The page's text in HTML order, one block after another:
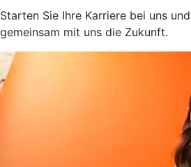
Starten Sie Ihre Karriere bei uns
gemeinsam mit uns die Zukunft.